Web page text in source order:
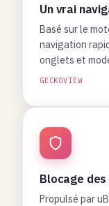
Un vrai
Basé sur le
navigation
onglets et
GECKOVIEW
Blocage
Propulsé par